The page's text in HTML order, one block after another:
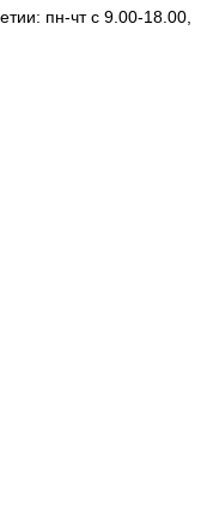
пн-чт с 9.00-18.00,